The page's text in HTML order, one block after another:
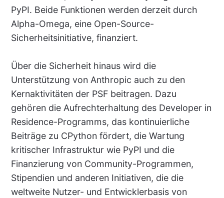
PyPI. Beide Funktionen werden derzeit durch
Alpha-Omega, eine Open-Source-
Sicherheitsinitiative, finanziert.
Über die Sicherheit hinaus wird die
Unterstützung von Anthropic auch zu den
Kernaktivitäten der PSF beitragen. Dazu
gehören die Aufrechterhaltung des Developer in
Residence-Programms, das kontinuierliche
Beiträge zu CPython fördert, die Wartung
kritischer Infrastruktur wie PyPI und die
Finanzierung von Community-Programmen,
Stipendien und anderen Initiativen, die die
weltweite Nutzer- und Entwicklerbasis von